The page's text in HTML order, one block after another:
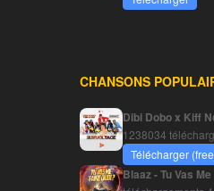
CHANSONS
Dibi Dobo x Kiff
1238034
Télécharger
Blaaz - Tu Vas